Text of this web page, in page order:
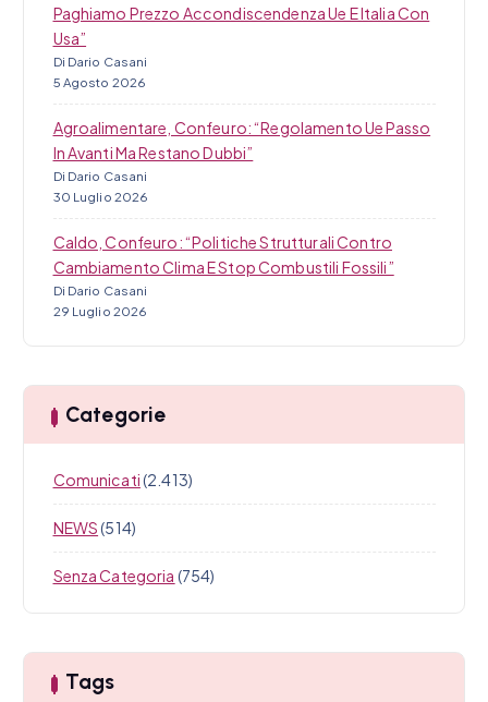
Paghiamo Prezzo Accondiscendenza Ue E Italia Con
Usa”
Di Dario Casani
5 Agosto 2026
Agroalimentare, Confeuro: “Regolamento Ue Passo
In Avanti Ma Restano Dubbi”
Di Dario Casani
30 Luglio 2026
Caldo, Confeuro: “Politiche Strutturali Contro
Cambiamento Clima E Stop Combustili Fossili”
Di Dario Casani
29 Luglio 2026
Categorie
Comunicati(2.413)
NEWS(514)
Senza Categoria (754)
Tags